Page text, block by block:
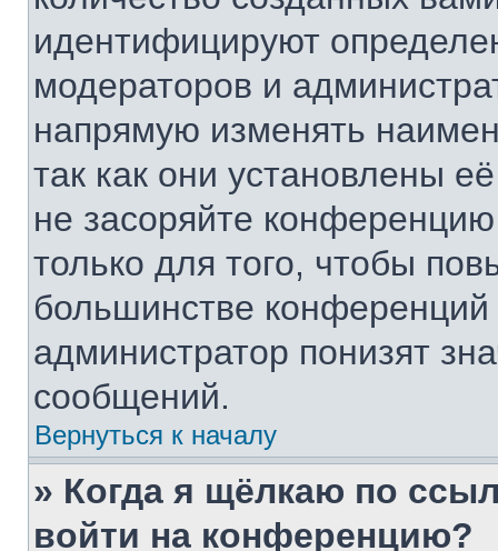
идентифицируют
модераторов и
напрямую изменять
так как они установлены
не засоряйте
только для того, чтобы
большинстве
администратор понизят
сообщений.
Вернуться к началу
» Когда я щёлкаю по
войти на конференцию?